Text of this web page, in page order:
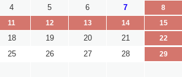
4 5 6 7
8
11 12 13 14
15
18 19 20 21
22
25 26 27 28
29